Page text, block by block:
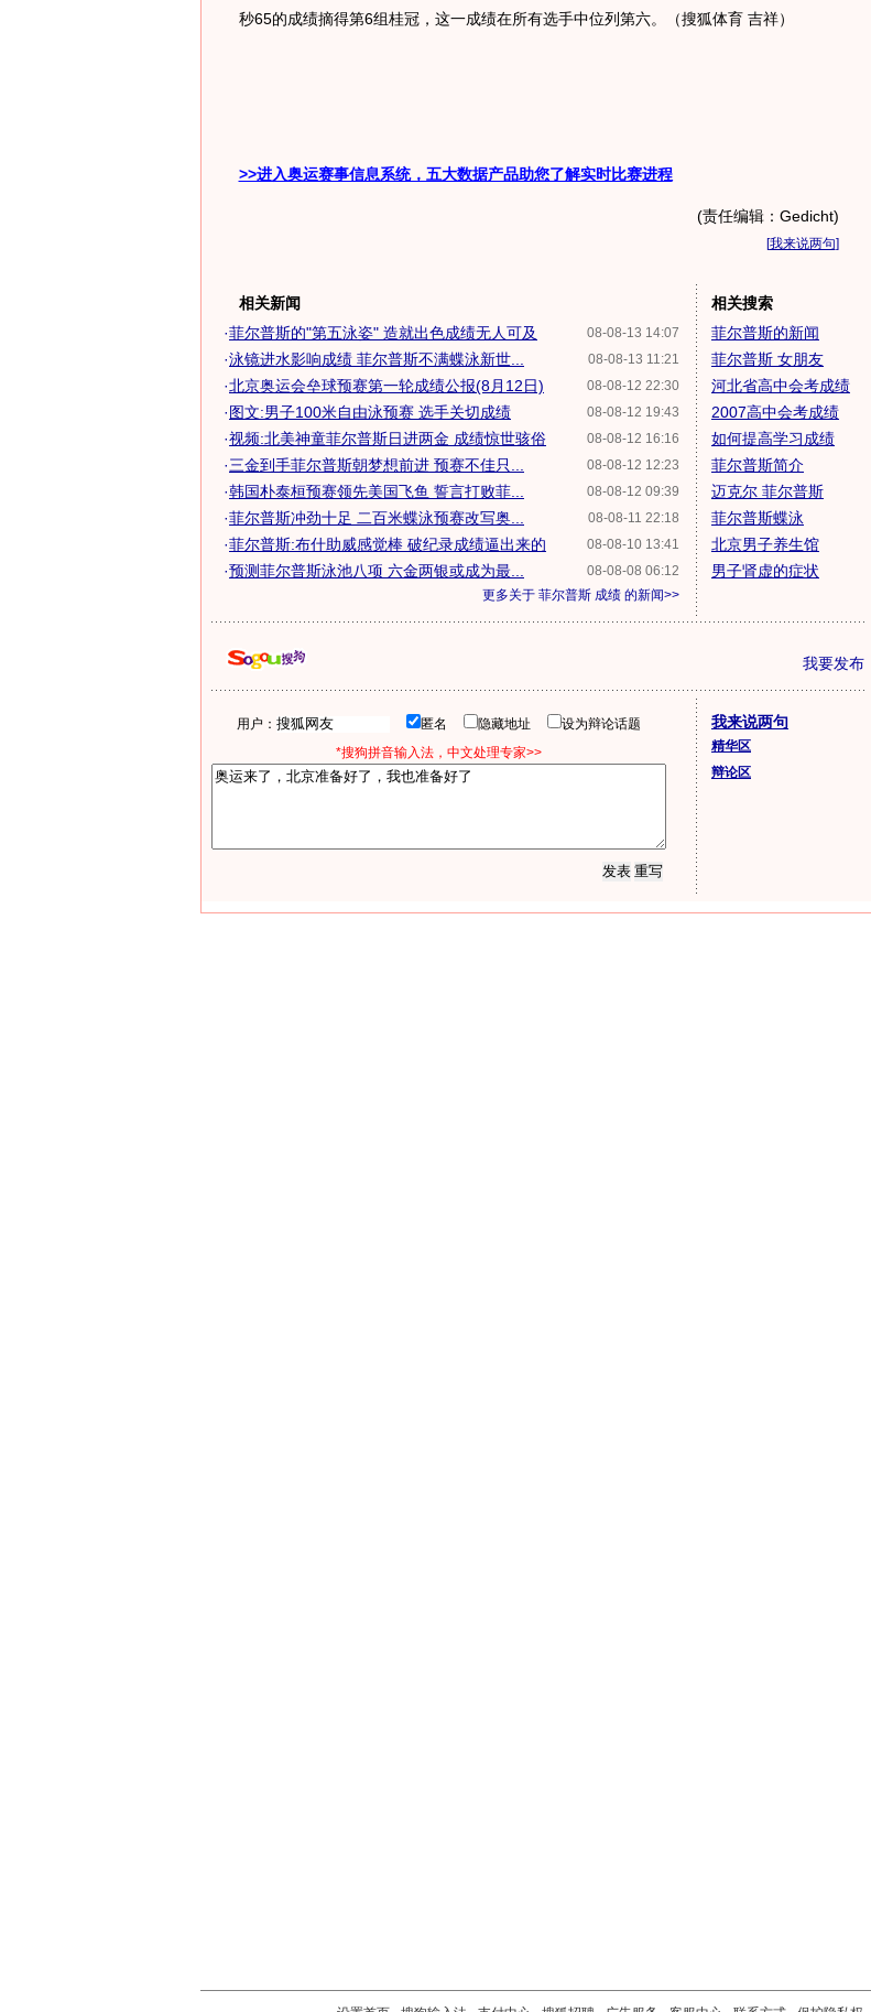
秒65的成绩摘得第6组桂冠，这一成绩在所有选手中位列第六。（搜狐体育 吉祥）
>>进入奥运赛事信息系统，五大数据产品助您了解实时比赛进程
(责任编辑：Gedicht)
[我来说两句]
相关新闻
08-08-13 14:07
·菲尔普斯的"第五泳姿" 造就出色成绩无人可及
08-08-13 11:21
·泳镜进水影响成绩 菲尔普斯不满蝶泳新世...
08-08-12 22:30
·北京奥运会垒球预赛第一轮成绩公报(8月12日)
08-08-12 19:43
·图文:男子100米自由泳预赛 选手关切成绩
08-08-12 16:16
·视频:北美神童菲尔普斯日进两金 成绩惊世骇俗
08-08-12 12:23
·三金到手菲尔普斯朝梦想前进 预赛不佳只...
08-08-12 09:39
·韩国朴泰桓预赛领先美国飞鱼 誓言打败菲...
08-08-11 22:18
·菲尔普斯冲劲十足 二百米蝶泳预赛改写奥...
08-08-10 13:41
·菲尔普斯:布什助威感觉棒 破纪录成绩逼出来的
08-08-08 06:12
·预测菲尔普斯泳池八项 六金两银或成为最...
更多关于 菲尔普斯 成绩 的新闻>>
相关搜索
菲尔普斯的新闻
菲尔普斯 女朋友
河北省高中会考成绩
2007高中会考成绩
如何提高学习成绩
菲尔普斯简介
迈克尔 菲尔普斯
菲尔普斯蝶泳
北京男子养生馆
男子肾虚的症状
我要发布
用户： 匿名 隐藏地址
设为辩论话题
*搜狗拼音输入法，中文处理专家>>
我来说两句
精华区
辩论区